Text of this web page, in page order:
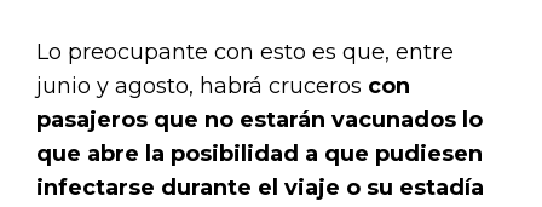
Lo preocupante con esto es que, entre
junio y agosto, habrá cruceros con
pasajeros que no estarán vacunados lo
que abre la posibilidad a que pudiesen
infectarse durante el viaje o su estadía